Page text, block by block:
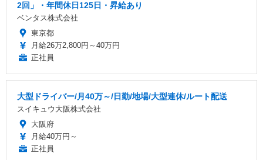
2回」・年間休日125日・昇給あり
ベンタス株式会社
東京都
月給26万2,800円～40万円
正社員
大型ドライバー/月40万～/日勤/地場/大型連休/ルート配送
スイキュウ大阪株式会社
大阪府
月給40万円～
正社員